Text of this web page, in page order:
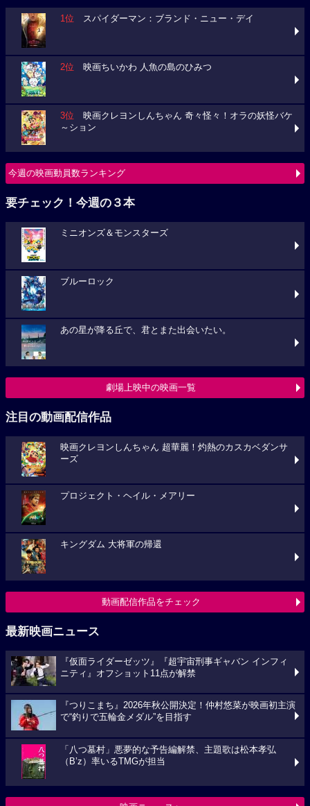
1位 スパイダーマン：ブランド・ニュー・デイ
2位 映画ちいかわ 人魚の島のひみつ
3位 映画クレヨンしんちゃん 奇々怪々！オラの妖怪バケ
～ション
今週の映画動員数ランキング
要チェック！今週の３本
ミニオンズ＆モンスターズ
ブルーロック
あの星が降る丘で、君とまた出会いたい。
劇場上映中の映画一覧
注目の動画配信作品
映画クレヨンしんちゃん 超華麗！灼熱のカスカベダンサ
ーズ
プロジェクト・ヘイル・メアリー
キングダム 大将軍の帰還
動画配信作品をチェック
最新映画ニュース
『仮面ライダーゼッツ』『超宇宙刑事ギャバン インフィ
ニティ』オフショット11点が解禁
『つりこまち』2026年秋公開決定！仲村悠菜が映画初主演
で“釣りで五輪金メダル”を目指す
「八つ墓村」悪夢的な予告編解禁、主題歌は松本孝弘
（B’z）率いるTMGが担当